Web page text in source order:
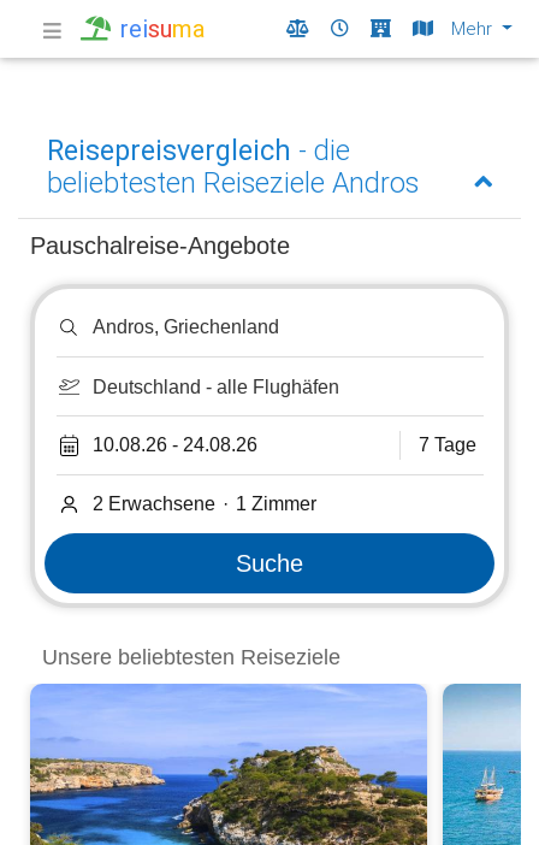
reisuma Mehr
Reisepreisvergleich - die
beliebtesten Reiseziele Andros